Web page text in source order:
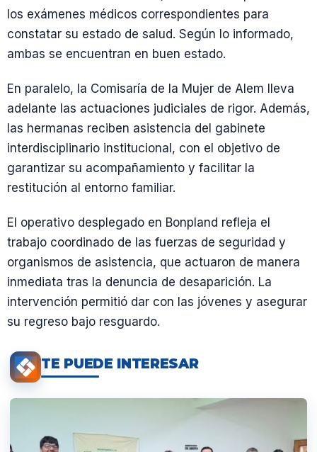
los exámenes médicos correspondientes para
constatar su estado de salud. Según lo informado,
ambas se encuentran en buen estado.
En paralelo, la Comisaría de la Mujer de Alem lleva
adelante las actuaciones judiciales de rigor. Además,
las hermanas reciben asistencia del gabinete
interdisciplinario institucional, con el objetivo de
garantizar su acompañamiento y facilitar la
restitución al entorno familiar.
El operativo desplegado en Bonpland refleja el
trabajo coordinado de las fuerzas de seguridad y
organismos de asistencia, que actuaron de manera
inmediata tras la denuncia de desaparición. La
intervención permitió dar con las jóvenes y asegurar
su regreso bajo resguardo.
TE PUEDE INTERESAR